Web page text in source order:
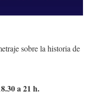
sobre la historia de
a 21 h.